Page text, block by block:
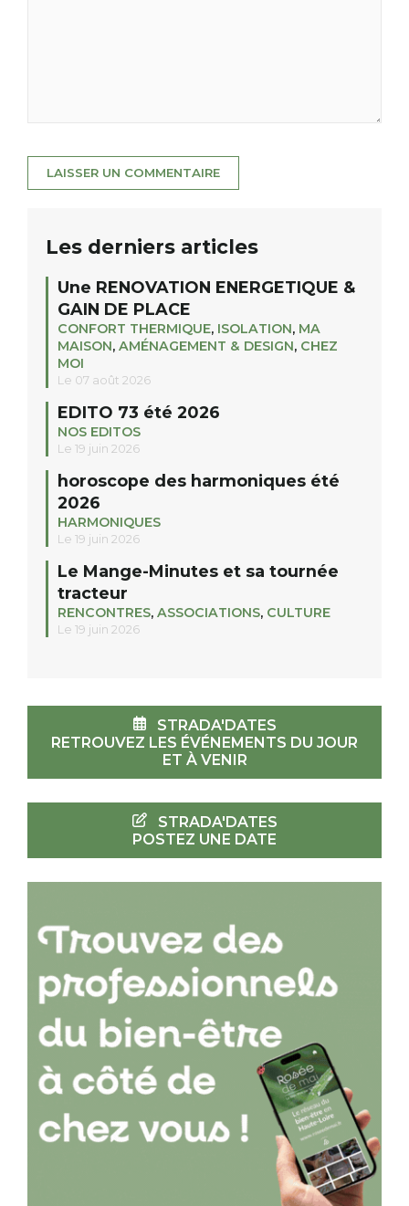
Les derniers articles
Une RENOVATION ENERGETIQUE &
GAIN DE PLACE
CONFORT THERMIQUE, ISOLATION, MA
MAISON, AMÉNAGEMENT & DESIGN, CHEZ
MOI
Le 07 août 2026
EDITO 73 été 2026
NOS EDITOS
Le 19 juin 2026
horoscope des harmoniques été
2026
HARMONIQUES
Le 19 juin 2026
Le Mange-Minutes et sa tournée
tracteur
RENCONTRES, ASSOCIATIONS, CULTURE
Le 19 juin 2026
STRADA'DATES
RETROUVEZ LES ÉVÉNEMENTS DU JOUR
ET À VENIR
STRADA'DATES
POSTEZ UNE DATE